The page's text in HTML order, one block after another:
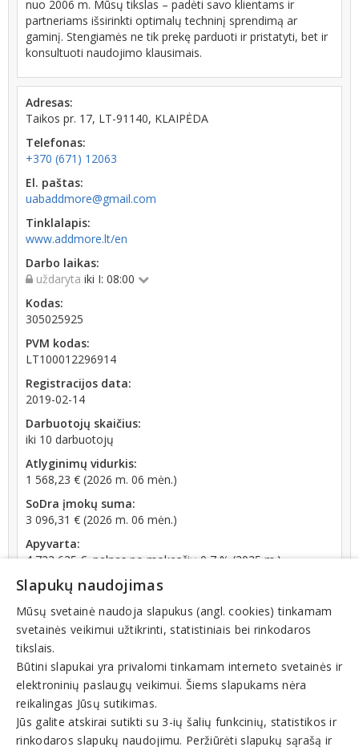
nuo 2006 m. Mūsų tikslas – padėti savo klientams ir
partneriams išsirinkti optimalų techninį sprendimą ar
gaminį. Stengiamės ne tik prekę parduoti ir pristatyti, bet ir
konsultuoti naudojimo klausimais.
Adresas:
Taikos pr. 17, LT-91140, KLAIPĖDA
Telefonas:
+370 (671) 12063
El. paštas:
uabaddmore@gmail.com
Tinklalapis:
www.addmore.lt/en
Darbo laikas:
uždaryta iki I: 08:00
Kodas:
305025925
PVM kodas:
LT100012296914
Registracijos data:
2019-02-14
Darbuotojų skaičius:
iki 10 darbuotojų
Atlyginimų vidurkis:
1 568,23 € (2026 m. 06 mėn.)
SoDra įmokų suma:
3 096,31 € (2026 m. 06 mėn.)
Apyvarta:
4 722 625 €, pelnas po mokesčių 0,7 % (2025 m.)
Veiklos sritys
Fotografijos paslaugos
Foto įrangos nuoma
Fotografijos prekės
Fotoaparatų priedai
Slapukų naudojimas
Mūsų svetainė naudoja slapukus (angl. cookies) tinkamam
svetainės veikimui užtikrinti, statistiniais bei rinkodaros
tikslais.
Būtini slapukai yra privalomi tinkamam interneto svetainės ir
elektroninių paslaugų veikimui. Šiems slapukams nėra
reikalingas Jūsų sutikimas.
Jūs galite atskirai sutikti su 3-ių šalių funkcinių, statistikos ir
rinkodaros slapukų naudojimu. Peržiūrėti slapukų sąrašą ir